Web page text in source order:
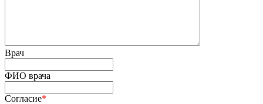
Врач
ФИО врача
Согласие*